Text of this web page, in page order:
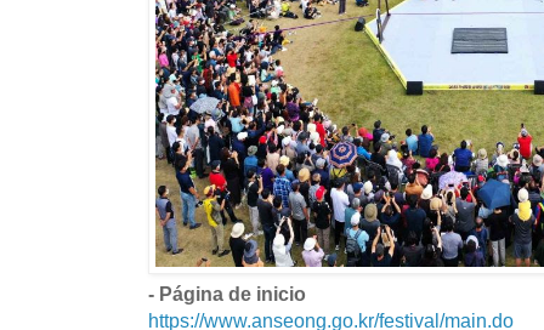
- Página de inicio
https://www.anseong.go.kr/festival/main.do